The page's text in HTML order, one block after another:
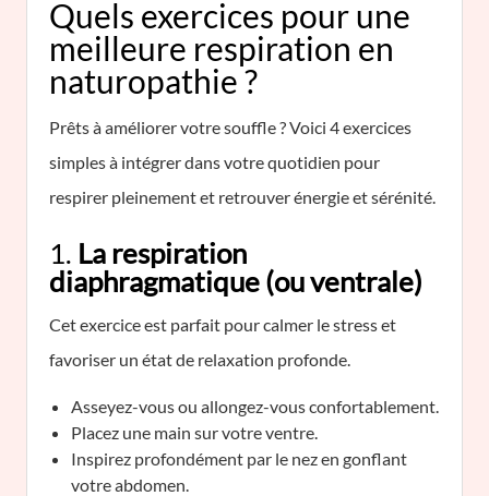
Quels exercices pour une
meilleure respiration en
naturopathie ?
Prêts à améliorer votre souffle ? Voici 4 exercices
simples à intégrer dans votre quotidien pour
respirer pleinement et retrouver énergie et sérénité.
1. La respiration
diaphragmatique (ou ventrale)
Cet exercice est parfait pour calmer le stress et
favoriser un état de relaxation profonde.
Asseyez-vous ou allongez-vous confortablement.
Placez une main sur votre ventre.
Inspirez profondément par le nez en gonflant
votre abdomen.